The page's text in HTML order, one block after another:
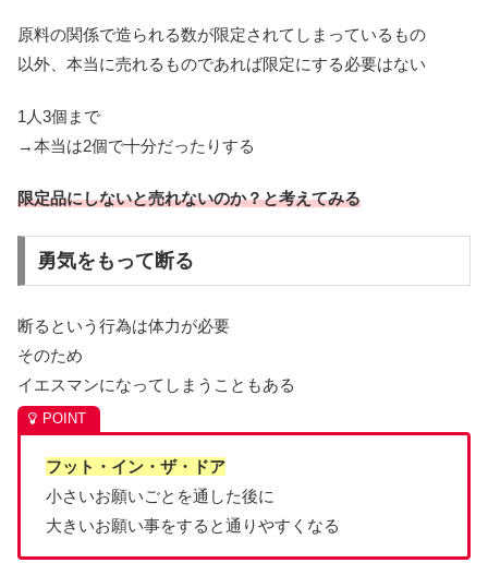
原料の関係で造られる数が限定されてしまっているもの
以外、本当に売れるものであれば限定にする必要はない
1人3個まで
→本当は2個で十分だったりする
限定品にしないと売れないのか？と考えてみる
勇気をもって断る
断るという行為は体力が必要
そのため
イエスマンになってしまうこともある
フット・イン・ザ・ドア
小さいお願いごとを通した後に
大きいお願い事をすると通りやすくなる